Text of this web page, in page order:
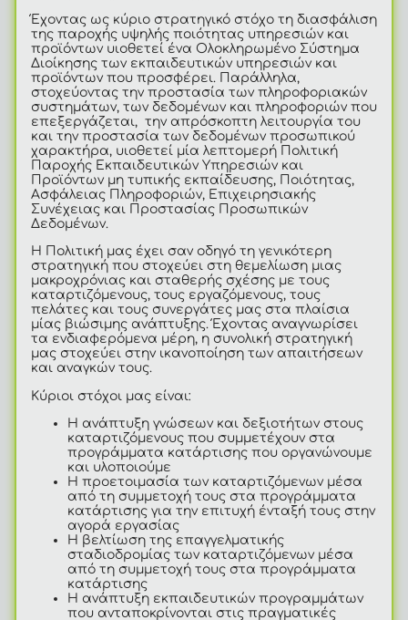
Έχοντας ως κύριο στρατηγικό στόχο τη διασφάλιση
της παροχής υψηλής ποιότητας υπηρεσιών και
προϊόντων υιοθετεί ένα Ολοκληρωμένο Σύστημα
Διοίκησης των εκπαιδευτικών υπηρεσιών και
προϊόντων που προσφέρει. Παράλληλα,
στοχεύοντας την προστα­σία των πλη­ρο­φοριακών
συστημάτων, των δεδομένων και πληροφοριών που
επεξεργάζεται, την απρόσκοπτη λειτουργία του
και την προστασία των δεδομένων προσωπικού
χαρακτήρα, υιοθετεί μία λεπτομερή Πολιτική
Παροχής Εκπαιδευτικών Υπηρεσιών και
Προϊόντων μη τυπικής εκπαίδευσης, Ποιότητας,
Ασφάλειας Πληροφοριών, Επιχειρησιακής
Συνέχειας και Προστασίας Προσωπικών
Δεδομένων.
Η Πολιτική μας έχει σαν οδηγό τη γενικότερη
στρατηγική που στοχεύει στη θεμελίωση μιας
μακροχρόνιας και σταθερής σχέσης με τους
καταρτιζόμενους, τους εργαζόμενους, τους
πελάτες και τους συνεργάτες μας στα πλαίσια
μίας βιώσιμης ανάπτυξης. Έχοντας αναγνωρίσει
τα ενδιαφερόμενα μέρη, η συνολική στρατηγική
μας στοχεύει στην ικανοποίηση των απαιτήσεων
και αναγκών τους.
Κύριοι στόχοι μας είναι:
Η ανάπτυξη γνώσεων και δεξιοτήτων στους
καταρτιζόμενους που συμμετέχουν στα
προγράμματα κατάρτισης που οργανώνουμε
και υλοποιούμε
Η προετοιμασία των καταρτιζόμενων μέσα
από τη συμμετοχή τους στα προγράμματα
κατάρτισης για την επιτυχή ένταξή τους στην
αγορά εργασίας
Η βελτίωση της επαγγελματικής
σταδιοδρομίας των καταρτιζόμενων μέσα
από τη συμμετοχή τους στα προγράμματα
κατάρτισης
Η ανάπτυξη εκπαιδευτικών προγραμμάτων
που ανταποκρίνονται στις πραγματικές